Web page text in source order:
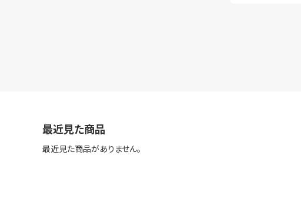
最近見た商品
最近見た商品がありません。